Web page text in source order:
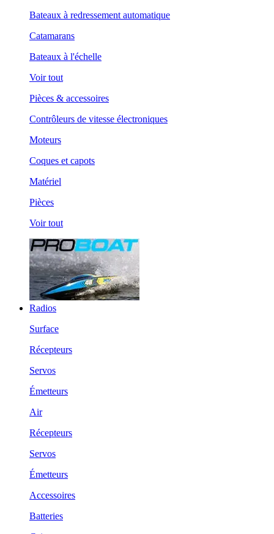
Bateaux à redressement automatique
Catamarans
Bateaux à l'échelle
Voir tout
Pièces & accessoires
Contrôleurs de vitesse électroniques
Moteurs
Coques et capots
Matériel
Pièces
Voir tout
Radios
Surface
Récepteurs
Servos
Émetteurs
Air
Récepteurs
Servos
Émetteurs
Accessoires
Batteries